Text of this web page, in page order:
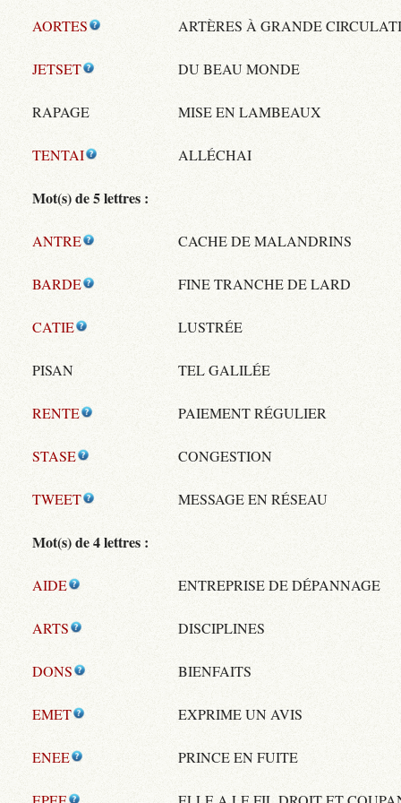
AORTES ARTÈRES À GRANDE
JETSET DU BEAU MONDE
RAPAGE MISE EN LAMBEAUX
TENTAI ALLÉCHAI
Mot(s) de 5 lettres :
ANTRE CACHE DE MALANDRINS
BARDE FINE TRANCHE DE LARD
CATIE LUSTRÉE
PISAN TEL GALILÉE
RENTE PAIEMENT RÉGULIER
STASE CONGESTION
TWEET MESSAGE EN RÉSEAU
Mot(s) de 4 lettres :
AIDE ENTREPRISE DE DÉPANNAGE
ARTS DISCIPLINES
DONS BIENFAITS
EMET EXPRIME UN AVIS
ENEE PRINCE EN FUITE